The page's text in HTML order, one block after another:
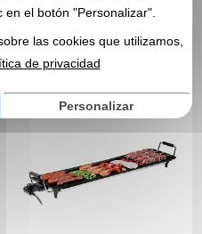
Teppan Yaki Plancha
Domo Clip
el botón "Personalizar".
las cookies que utilizamos,
de privacidad
Personalizar